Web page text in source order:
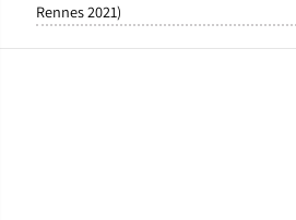
Rennes 2021)